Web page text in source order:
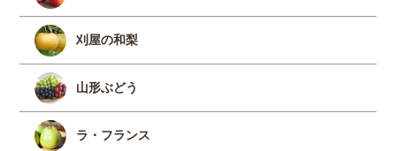
刈屋の和梨
山形ぶどう
ラ・フランス